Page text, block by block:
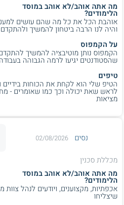
מה אתה אוהב/לא אוהב במוסד
הלימודים?
אוהבת הכל את כל מה שהם עושים
והיה לנו הרבה ביטחון להמשיך
על הקמפוס
הקמפוס נותן מוטיבציה להמשיך
שהסטודנטים יגיעו לרמה הגבוהה בעבודה
טיפים
הטיפ שלי הוא לקחת את הכוחות בידיים
לראש שאת יכולה וכך כמו שאומרים -
מציאות
נסים 02/08/2026
מכללת סכנין
מה אתה אוהב/לא אוהב במוסד
הלימודים?
אכפתיות, מקצוענים, ויודעים לנהל
שיצליחו